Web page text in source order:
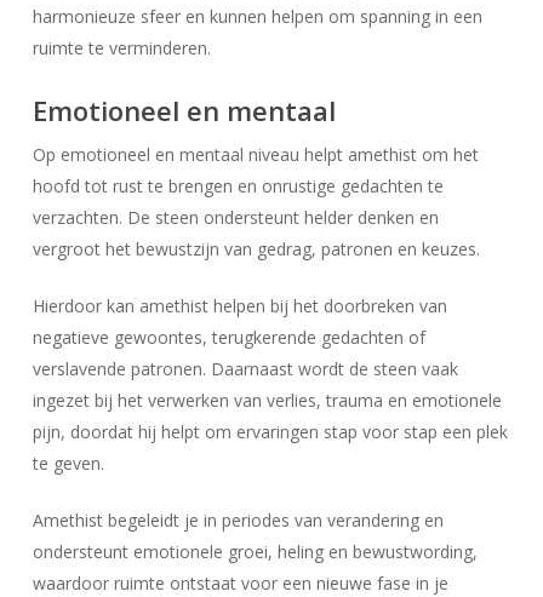
harmonieuze sfeer en kunnen helpen om spanning in een
ruimte te verminderen.
Emotioneel en mentaal
Op emotioneel en mentaal niveau helpt amethist om het
hoofd tot rust te brengen en onrustige gedachten te
verzachten. De steen ondersteunt helder denken en
vergroot het bewustzijn van gedrag, patronen en keuzes.
Hierdoor kan amethist helpen bij het doorbreken van
negatieve gewoontes, terugkerende gedachten of
verslavende patronen. Daarnaast wordt de steen vaak
ingezet bij het verwerken van verlies, trauma en emotionele
pijn, doordat hij helpt om ervaringen stap voor stap een plek
te geven.
Amethist begeleidt je in periodes van verandering en
ondersteunt emotionele groei, heling en bewustwording,
waardoor ruimte ontstaat voor een nieuwe fase in je